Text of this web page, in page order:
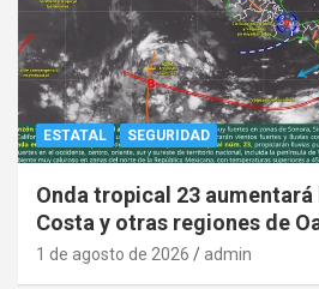
ESTATAL SEGURIDAD
Onda tropical 23 aumentará
Costa y otras regiones de
1 de agosto de 2026 admin